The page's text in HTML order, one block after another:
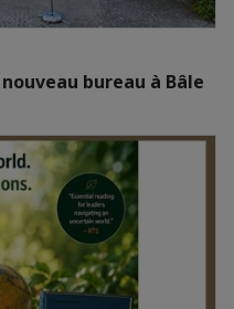
bureau à Bâle